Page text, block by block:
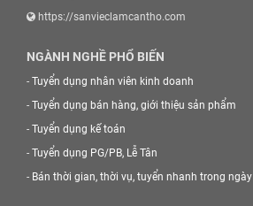
https://sanvieclamcantho.com
NGÀNH NGHỀ PHỔ BIẾN
- Tuyển dụng nhân viên kinh doanh
- Tuyển dụng bán hàng, giới thiệu sản phẩm
- Tuyển dụng kế toán
- Tuyển dụng PG/PB, Lễ Tân
- Bán thời gian, thời vụ, tuyển nhanh trong ngày